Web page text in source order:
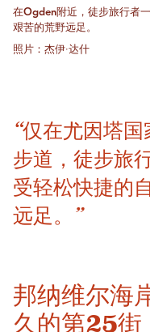
在Ogden附近，徒步旅行者
艰苦的荒野远足。
照片：杰伊·达什
“仅在尤因塔
步道，徒步旅
受轻松快捷的
远足。”
邦纳维尔海
久的第25街